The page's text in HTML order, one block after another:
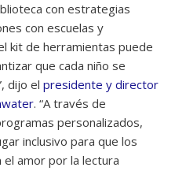
con estrategias
con escuelas y
kit de herramientas puede
que cada niño se
dijo el presidente y director
. “A través de
personalizados,
inclusivo para que los
amor por la lectura